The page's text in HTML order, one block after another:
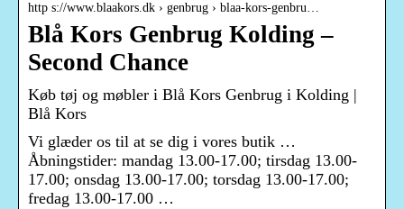
http s://www.blaakors.dk › genbrug › blaa-kors-genbru…
Blå Kors Genbrug Kolding –
Second Chance
Køb tøj og møbler i Blå Kors Genbrug i Kolding |
Blå Kors
Vi glæder os til at se dig i vores butik …
Åbningstider: mandag 13.00-17.00; tirsdag 13.00-
17.00; onsdag 13.00-17.00; torsdag 13.00-17.00;
fredag 13.00-17.00 …